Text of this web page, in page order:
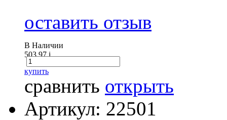
оставить отзыв
В Наличии
503.97i
купить
сравнить открыть
Артикул: 22501